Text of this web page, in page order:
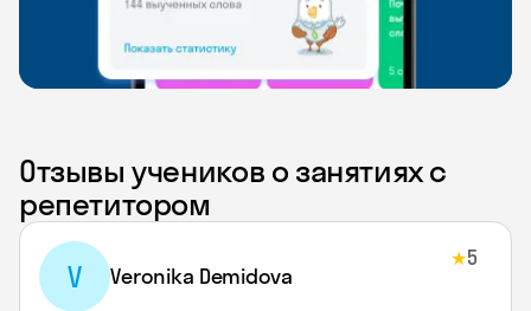
Отзывы учеников о занятиях с
репетитором
V Veronika Demidova
★5